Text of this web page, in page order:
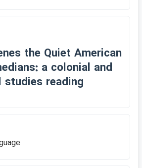
the Quiet American
a colonial and
reading